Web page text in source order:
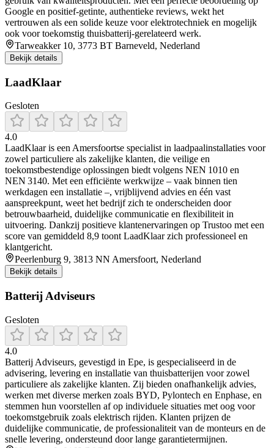
Google en positief-getinte, authentieke reviews, wekt het
vertrouwen als een solide keuze voor elektrotechniek en mogelijk
ook voor toekomstig thuisbatterij-gerelateerd werk.
Tarweakker 10, 3773 BT Barneveld, Nederland
Bekijk details
LaadKlaar
Gesloten
4.0
LaadKlaar is een Amersfoortse specialist in laadpaalinstallaties voor
zowel particuliere als zakelijke klanten, die veilige en
toekomstbestendige oplossingen biedt volgens NEN 1010 en
NEN 3140. Met een efficiënte werkwijze – vaak binnen tien
werkdagen een installatie –, vrijblijvend advies en één vast
aanspreekpunt, weet het bedrijf zich te onderscheiden door
betrouwbaarheid, duidelijke communicatie en flexibiliteit in
uitvoering. Dankzij positieve klantenervaringen op Trustoo met een
score van gemiddeld 8,9 toont LaadKlaar zich professioneel en
klantgericht.
Peerlenburg 9, 3813 NN Amersfoort, Nederland
Bekijk details
Batterij Adviseurs
Gesloten
4.0
Batterij Adviseurs, gevestigd in Epe, is gespecialiseerd in de
advisering, levering en installatie van thuisbatterijen voor zowel
particuliere als zakelijke klanten. Zij bieden onafhankelijk advies,
werken met diverse merken zoals BYD, Pylontech en Enphase, en
stemmen hun voorstellen af op individuele situaties met oog voor
toekomstgebruik zoals elektrisch rijden. Klanten prijzen de
duidelijke communicatie, de professionaliteit van de monteurs en de
snelle levering, ondersteund door lange garantietermijnen.